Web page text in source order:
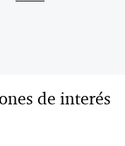
de interés